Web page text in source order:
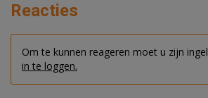
Reacties
Om te kunnen reageren moet u zijn
in te loggen.